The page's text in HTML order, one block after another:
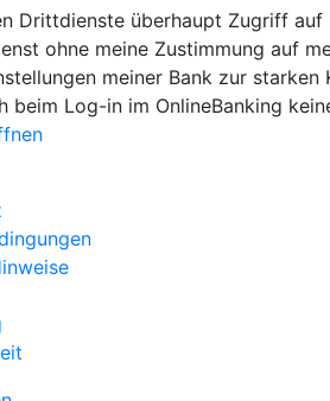
Drittdienste überhaupt Zugriff auf
ohne meine Zustimmung auf
meiner Bank zur
beim Log-in im OnlineBanking